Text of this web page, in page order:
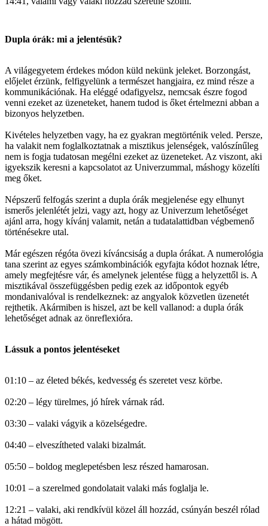
Dupla órák: mi a jelentésük?
A világegyetem érdekes módon küld nekünk jeleket. Borzongást,
előjelet érzünk, felfigyelünk a természet hangjaira, ez mind része a
kommunikációnak. Ha eléggé odafigyelsz, nemcsak észre fogod
venni ezeket az üzeneteket, hanem tudod is őket értelmezni abban a
bizonyos helyzetben.
Kivételes helyzetben vagy, ha ez gyakran megtörténik veled. Persze,
ha valakit nem foglalkoztatnak a misztikus jelenségek, valószínűleg
nem is fogja tudatosan megélni ezeket az üzeneteket. Az viszont, aki
igyekszik keresni a kapcsolatot az Univerzummal, máshogy közelíti
meg őket.
Népszerű felfogás szerint a dupla órák megjelenése egy elhunyt
ismerős jelenlétét jelzi, vagy azt, hogy az Univerzum lehetőséget
ajánl arra, hogy kívánj valamit, netán a tudatalattidban végbemenő
történésekre utal.
Már egészen régóta övezi kíváncsiság a dupla órákat. A numerológia
tana szerint az egyes számkombinációk egyfajta kódot hoznak létre,
amely megfejtésre vár, és amelynek jelentése függ a helyzettől is. A
misztikával összefüggésben pedig ezek az időpontok egyéb
mondanivalóval is rendelkeznek: az angyalok közvetlen üzenetét
rejthetik. Akármiben is hiszel, azt be kell vallanod: a dupla órák
lehetőséget adnak az önreflexióra.
Lássuk a pontos jelentéseket
01:10 – az életed békés, kedvesség és szeretet vesz körbe.
02:20 – légy türelmes, jó hírek várnak rád.
03:30 – valaki vágyik a közelségedre.
04:40 – elveszítheted valaki bizalmát.
05:50 – boldog meglepetésben lesz részed hamarosan.
10:01 – a szerelmed gondolatait valaki más foglalja le.
12:21 – valaki, aki rendkívül közel áll hozzád, csúnyán beszél rólad
a hátad mögött.